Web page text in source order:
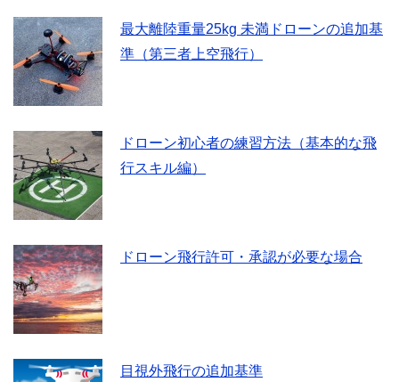
最大離陸重量25kg 未満ドローンの追加基
準（第三者上空飛行）
ドローン初心者の練習方法（基本的な飛
行スキル編）
ドローン飛行許可・承認が必要な場合
目視外飛行の追加基準